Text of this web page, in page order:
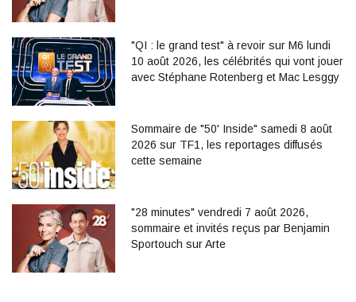
"QI : le grand test" à revoir sur M6 lundi
10 août 2026, les célébrités qui vont jouer
avec Stéphane Rotenberg et Mac Lesggy
Sommaire de "50' Inside" samedi 8 août
2026 sur TF1, les reportages diffusés
cette semaine
"28 minutes" vendredi 7 août 2026,
sommaire et invités reçus par Benjamin
Sportouch sur Arte